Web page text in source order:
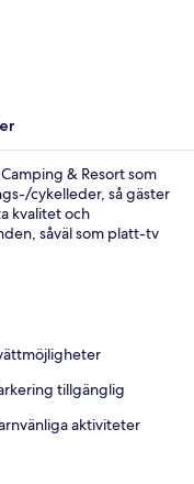
| Badrum |
& Resort som
cykelleder, så gäster
kvalitet och
såväl som platt-tv
tillgänglig
aktiviteter